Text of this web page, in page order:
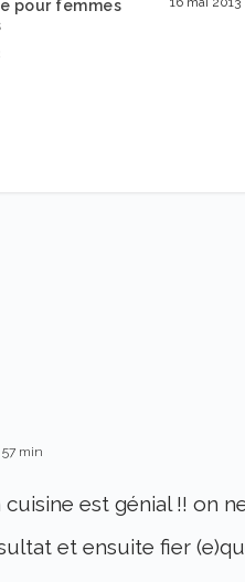
pour femmes
min
cuisine est génial !! on
et ensuite fier